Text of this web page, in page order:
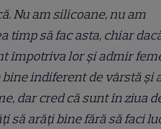
Nu am silicoane, nu am
timp să fac asta, chiar
împotriva lor și admir
indiferent de vârstă și
dar cred că sunt în ziua
să arăți bine fără să faci